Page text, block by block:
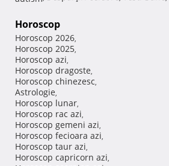
Horoscop
Horoscop 2026,
Horoscop 2025,
Horoscop azi,
Horoscop dragoste,
Horoscop chinezesc,
Astrologie,
Horoscop lunar,
Horoscop rac azi,
Horoscop gemeni azi,
Horoscop fecioara azi,
Horoscop taur azi,
Horoscop capricorn azi,